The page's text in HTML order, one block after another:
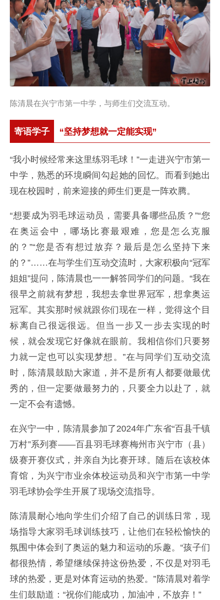
陈清晨在兴宁市第一中学，与师生们交流互动。
寄语学子 “坚持梦想就一定能实现”
“我小时候经常来这里练羽毛球！”一走进兴宁市第一
中学，熟悉的环境瞬间勾起她的回忆。而看到她出
现在校园时，前来迎接的师生们更是一阵欢腾。
“想要成为羽毛球运动员，需要具备哪些品质？”“您
在奥运会中，哪场比赛最艰难，您是怎么克服
的？”“您是否有想过放弃？最后是怎么坚持下来
的？”……在与学生们互动交流时，大家积极向“冠军
姐姐”提问，陈清晨也一一解答同学们的问题。“我在
很早之前就有梦想，我想去拿世界冠军，想拿奥运
冠军。其实那时候就跟你们现在一样，觉得这个目
标离自己很远很远。但当一步又一步去实现的时
候，就会发现它好像就在眼前。我相信你们只要努
力就一定也可以实现梦想。”在与同学们互动交流
时，陈清晨鼓励大家道，并不是所有人都要做最优
秀的，但一定要做最努力的，只要全力以赴了，就
一定不会有遗憾。
在兴宁一中，陈清晨参加了2024年广东省“百县千镇
万村”系列赛——百县羽毛球赛梅州市兴宁市（县）
级赛开赛仪式，并亲自为比赛开球。随后在该校体
育馆，为兴宁市业余体校运动员和兴宁市第一中学
羽毛球协会学生开展了现场交流指导。
陈清晨耐心地向学生们介绍了自己的训练日常，现
场指导大家羽毛球训练技巧，让他们在轻松愉快的
氛围中体会到了奥运的魅力和运动的乐趣。“孩子们
都很热情，希望继续保持这份热爱，不仅是对羽毛
球的热爱，更是对体育运动的热爱。”陈清晨对着学
生们鼓励道：“祝你们能成功，加油冲，不放弃！”